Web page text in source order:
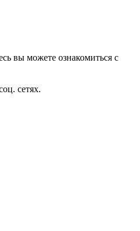
вы можете ознакомиться с
сетях.